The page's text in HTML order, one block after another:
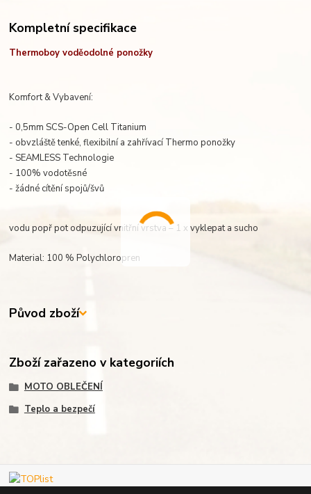
Kompletní specifikace
Thermoboy voděodolné ponožky
Komfort & Vybavení:
- 0,5mm SCS-Open Cell Titanium
- obvzláště tenké, flexibilní a zahřívací Thermo ponožky
- SEAMLESS Technologie
- 100% vodotěsné
- žádné cítění spojů/švů
vodu popř pot odpuzující vnitřní vrstva – 1 x vyklepat a sucho
Material: 100 % Polychloropren
Původ zboží
Zboží zařazeno v kategoriích
MOTO OBLEČENÍ
Teplo a bezpečí